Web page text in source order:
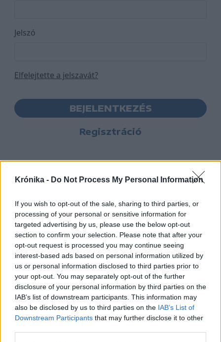
Krónika - Do Not Process My Personal Information
If you wish to opt-out of the sale, sharing to third parties, or
processing of your personal or sensitive information for
targeted advertising by us, please use the below opt-out
section to confirm your selection. Please note that after your
opt-out request is processed you may continue seeing
interest-based ads based on personal information utilized by
us or personal information disclosed to third parties prior to
your opt-out. You may separately opt-out of the further
disclosure of your personal information by third parties on the
IAB’s list of downstream participants. This information may
also be disclosed by us to third parties on the IAB’s List of
Downstream Participants that may further disclose it to other
Jelszó
Elfelejtette a jelszavát?
BEJELENTKEZÉS
Regisztráció
Hasznos
Impresszum
Szerzői jogok
Adatvédelmi tájékoztató
Cookie-kezelési tájékoztató